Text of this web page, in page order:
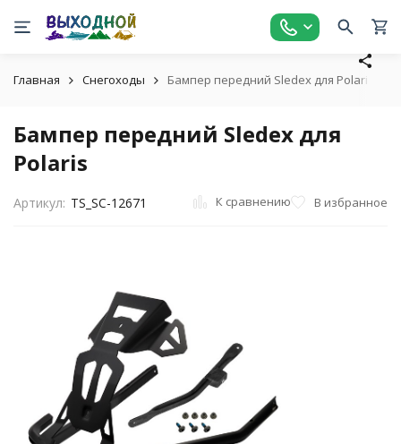
Главная Снегоходы Бампер передний Sledex для Polaris
Бампер передний Sledex для
Polaris
Артикул: TS_SC-12671 К сравнению В избранное